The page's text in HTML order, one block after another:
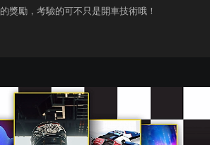
獎勵，考驗的可不只是開車技術哦！